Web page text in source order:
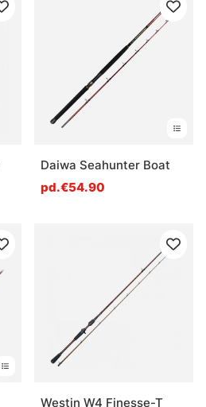
Daiwa Seahunter Boat
pd.€54.90
Westin W4 Finesse-T